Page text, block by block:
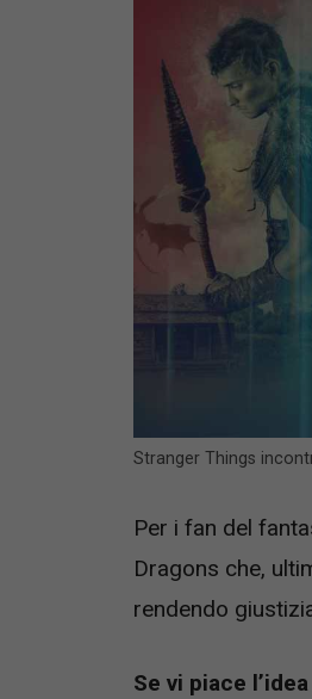
Stranger Things
Per i fan del
Dragons che,
rendendo
Se vi piace